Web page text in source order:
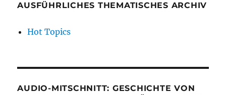
AUSFÜHRLICHES THEMATISCHES ARCHIV
Hot Topics
AUDIO-MITSCHNITT: GESCHICHTE VON